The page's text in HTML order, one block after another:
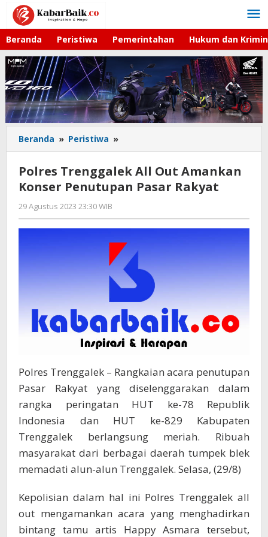
Lewati
konten
Beranda Peristiwa Pemerintahan Hukum dan
Beranda » Peristiwa »
Trenggalek
All
Out
Amankan
Pasar
Rakyat
Polres Trenggalek All Out Amankan
Konser Penutupan Pasar Rakyat
29 Agustus 2023 23:30 WIB
Kabar
Baik
02
Polres Trenggalek – Rangkaian acara penutupan
Pasar Rakyat yang diselenggarakan dalam
rangka peringatan HUT ke-78 Republik
Indonesia dan HUT ke-829 Kabupaten
Trenggalek berlangsung meriah. Ribuah
masyarakat dari berbagai daerah tumpek blek
memadati alun-alun Trenggalek. Selasa, (29/8)
Kepolisian dalam hal ini Polres Trenggalek all
out mengamankan acara yang menghadirkan
bintang tamu artis Happy Asmara tersebut,